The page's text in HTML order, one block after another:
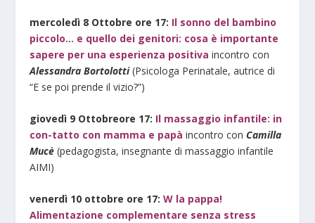
mercoledì 8 Ottobre ore 17: Il sonno del bambino
piccolo… e quello dei genitori: cosa è importante
sapere per una esperienza positiva incontro con
Alessandra Bortolotti(Psicologa Perinatale, autrice di
“E se poi prende il vizio?”)
giovedì 9 Ottobreore 17: Il massaggio infantile: in
con-tatto con mamma e papà incontro conCamilla
Mucè (pedagogista, insegnante di massaggio infantile
AIMI)
venerdì 10 ottobre ore 17: W la pappa!
Alimentazione complementare senza stress